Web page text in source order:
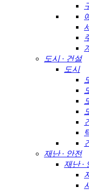
도시 · 건설
도시
재난 · 안전
재난 ·